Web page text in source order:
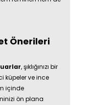
Önerileri
, şıklığınızı bir
küpeler ve ince
içinde
ön plana